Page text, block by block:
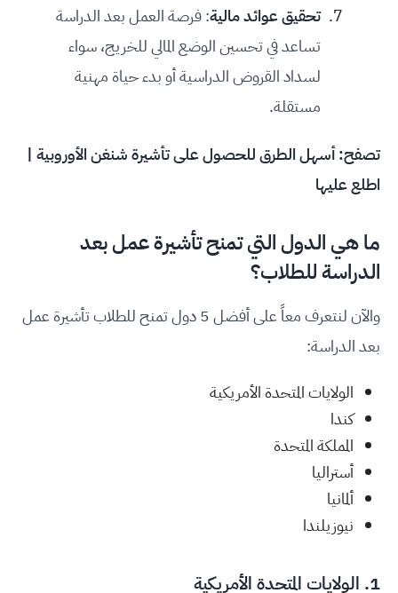
تحقيق عوائد مالية: فرصة العمل بعد الدراسة
تساعد في تحسين الوضع المالي للخريج، سواء
لسداد القروض الدراسية أو بدء حياة مهنية
مستقلة.
تصفح:أسهل الطرق للحصول على تأشيرة شنغن الأوروبية |
اطلع عليها
ما هي الدول التي تمنح تأشيرة عمل بعد
الدراسة للطلاب؟
والآن لنتعرف معاً على أفضل 5 دول تمنح للطلاب تأشيرة عمل
بعد الدراسة:
الولايات المتحدة الأمريكية
كندا
المملكة المتحدة
أستراليا
ألمانيا
نيوزيلندا
1. الولايات المتحدة الأمريكية